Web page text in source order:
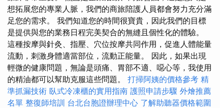
想拓展您的專業人脈，我們的商旅陪護人員都會努力充分滿
足您的需求。 我們知道您的時間很寶貴，因此我們的目標
是提供與您的業務日程完美契合的無縫且個性化的體驗。
這種按摩與針灸、指壓、穴位按摩共同作用，促進人體能量
流動，刺激身體適當部位，流動正能量。 因此，如果出現
輕微的健康問題，無論是頭痛、胃部不適、噁心等，我使用
的精油都可以幫助克服這些問題。 打掃阿姨的價格參考 精
準抓漏技術 臥式冷凍櫃的實用指南 護照申請步驟 外燴推薦
名單 整復師培訓 台北台胞證辦理中心 了解助聽器價格範圍